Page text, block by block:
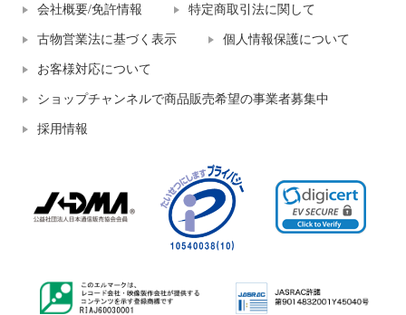
会社概要/免許情報 特定商取引法に関して
古物営業法に基づく表示 個人情報保護について
お客様対応について
ショップチャンネルで商品販売希望の事業者募集中
採用情報